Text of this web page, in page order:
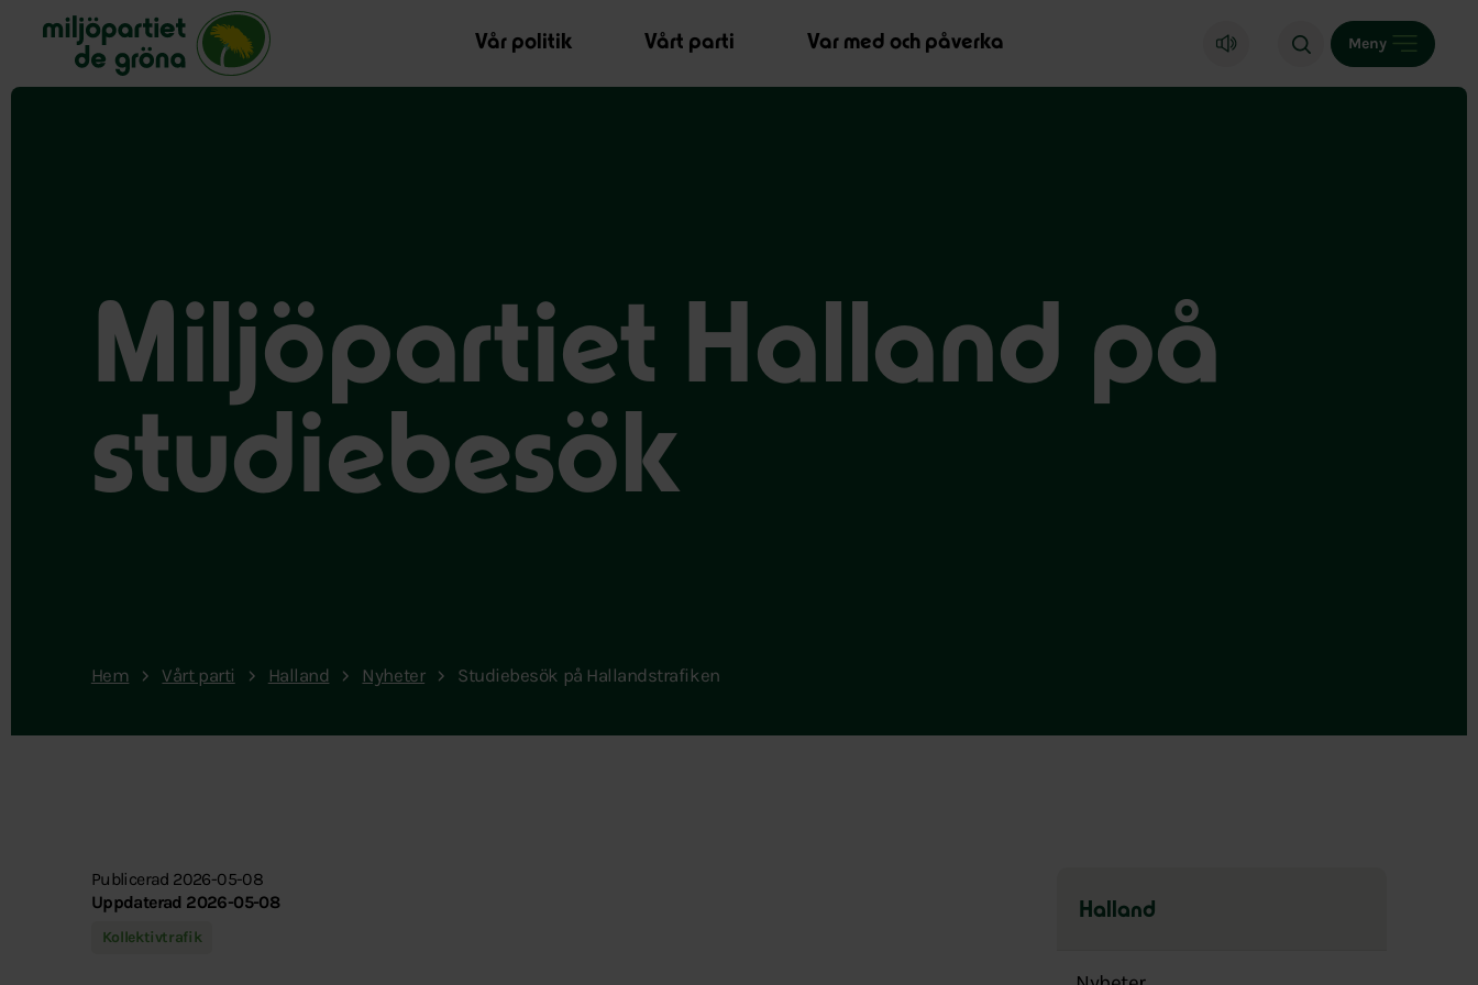
Miljöpartiet de gröna, startsida
Vår politik
Vårt parti Var med och påverka Meny
Miljöpartiet Halland på
studiebesök
Hem Vårt parti Halland Nyheter Studiebesök på Hallandstrafiken
Publicerad 2026-05-08
Uppdaterad 2026-05-08
Kollektivtrafik
Halland
över